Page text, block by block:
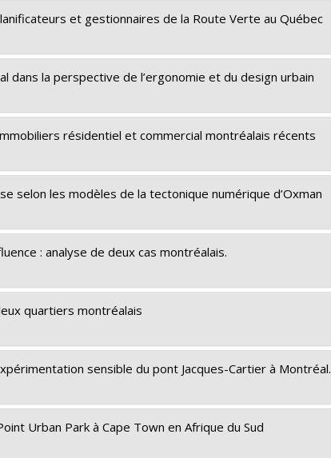
et gestionnaires de la Route Verte au Québec
la perspective de l’ergonomie et du design urbain
résidentiel et commercial montréalais récents
selon les modèles de la tectonique numérique d’Oxman
: analyse de deux cas montréalais.
quartiers montréalais
sensible du pont Jacques-Cartier à Montréal.
Urban Park à Cape Town en Afrique du Sud